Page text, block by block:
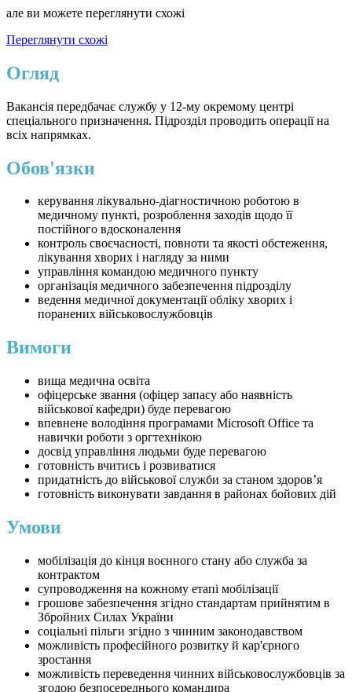
але ви можете переглянути схожі
Переглянути схожі
Огляд
Вакансія передбачає службу у 12-му окремому центрі
спеціального призначення. Підрозділ проводить операції на
всіх напрямках.
Обов'язки
керування лікувально-діагностичною роботою в
медичному пункті, розроблення заходів щодо її
постійного вдосконалення
контроль своєчасності, повноти та якості обстеження,
лікування хворих і нагляду за ними
управління командою медичного пункту
організація медичного забезпечення підрозділу
ведення медичної документації обліку хворих і
поранених військовослужбовців
Вимоги
вища медична освіта
офіцерське звання (офіцер запасу або наявність
військової кафедри) буде перевагою
впевнене володіння програмами Microsoft Office та
навички роботи з оргтехнікою
досвід управління людьми буде перевагою
готовність вчитись і розвиватися
придатність до військової служби за станом здоров’я
готовність виконувати завдання в районах бойових дій
Умови
мобілізація до кінця воєнного стану або служба за
контрактом
супроводження на кожному етапі мобілізації
грошове забезпечення згідно стандартам прийнятим в
Збройних Силах України
соціальні пільги згідно з чинним законодавством
можливість професійного розвитку й кар'єрного
зростання
можливість переведення чинних військовослужбовців за
згодою безпосереднього командира